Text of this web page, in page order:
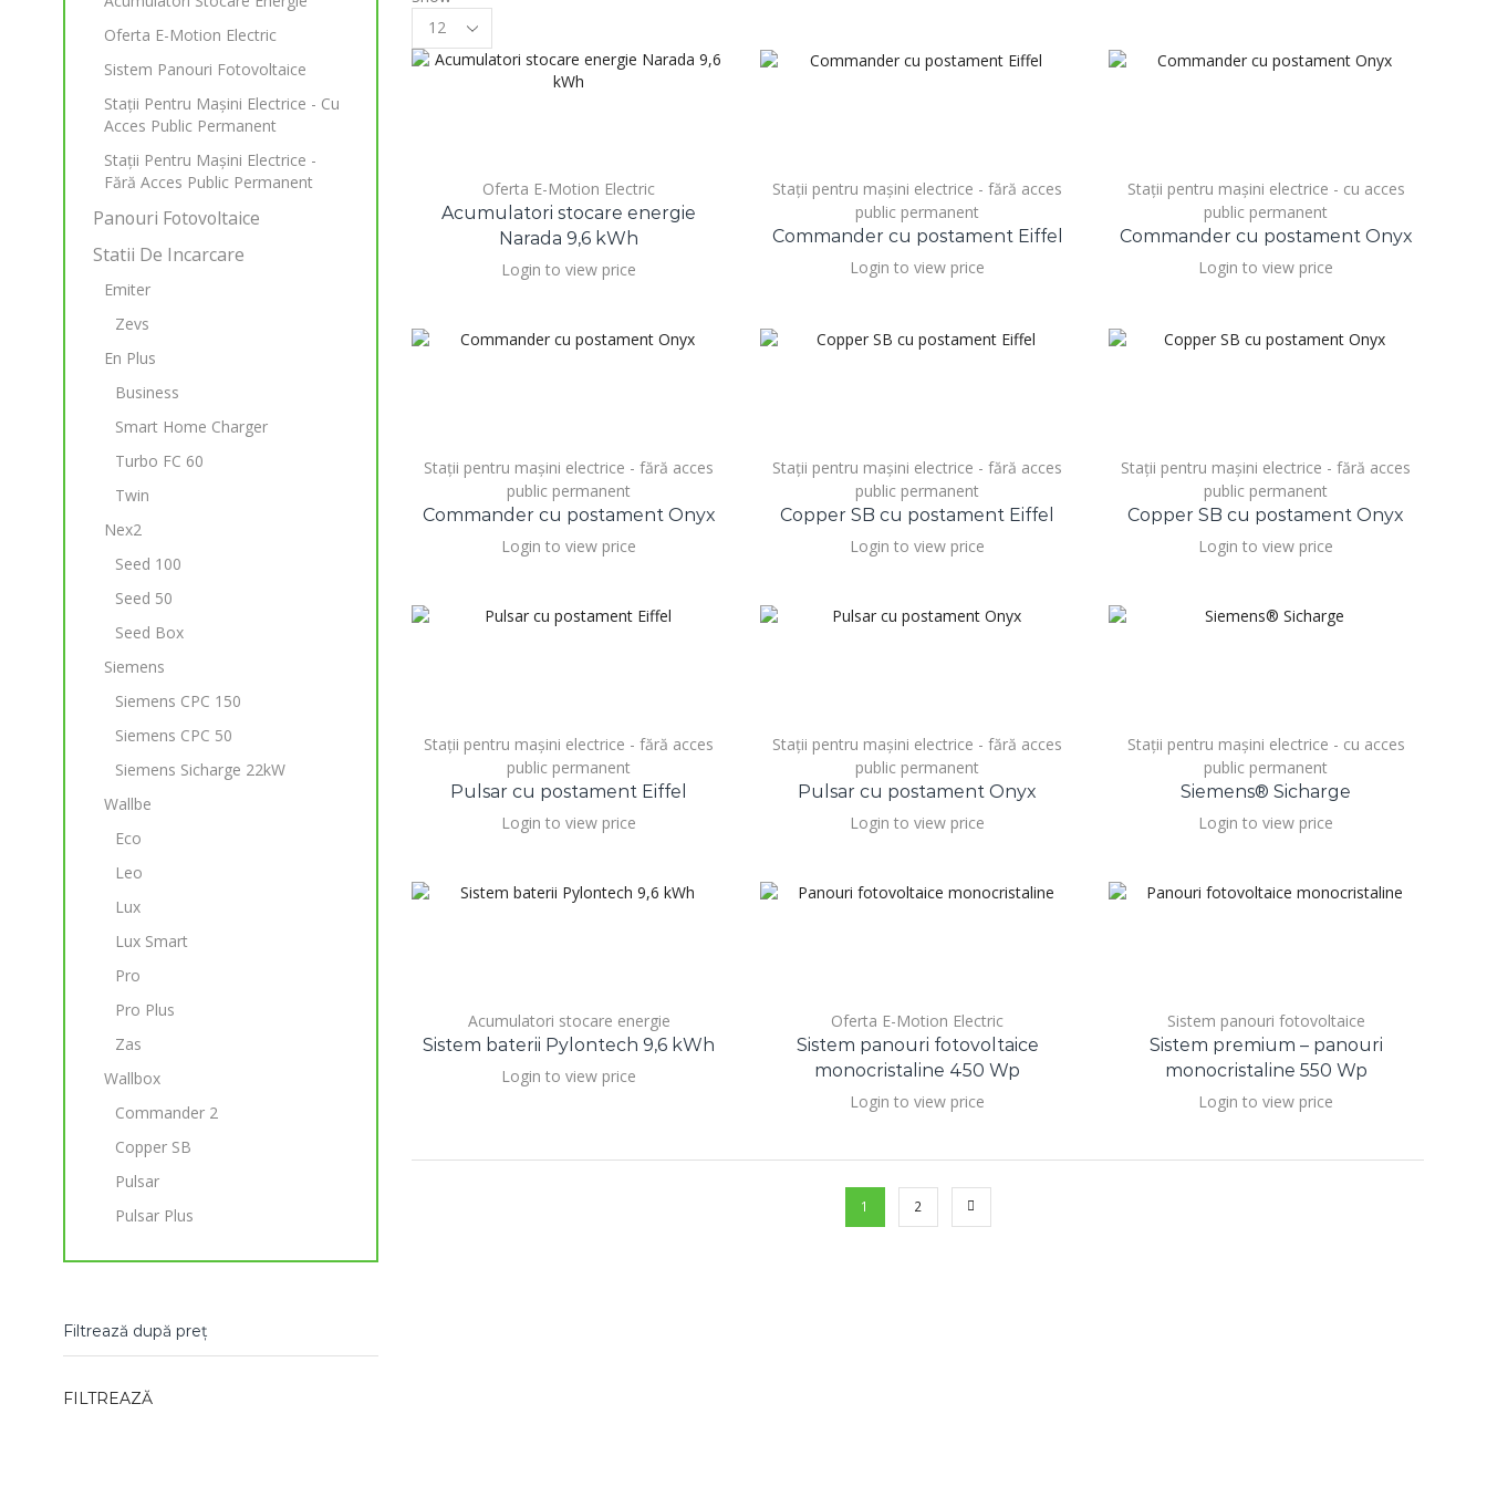
per
page
Oferta E-Motion Electric
Acumulatori stocare energie
Narada 9,6 kWh
Login to view price
Stații pentru mașini electrice - fără acces
public permanent
Commander cu postament Eiffel
Login to view price
Stații pentru mașini electrice - cu acces
public permanent
Commander cu postament Onyx
Login to view price
Stații pentru mașini electrice - fără acces
public permanent
Commander cu postament Onyx
Login to view price
Stații pentru mașini electrice - fără acces
public permanent
Copper SB cu postament Eiffel
Login to view price
Stații pentru mașini electrice - fără acces
public permanent
Copper SB cu postament Onyx
Login to view price
Stații pentru mașini electrice - fără acces
public permanent
Pulsar cu postament Eiffel
Login to view price
Stații pentru mașini electrice - fără acces
public permanent
Pulsar cu postament Onyx
Login to view price
Stații pentru mașini electrice - cu acces
public permanent
Siemens® Sicharge
Login to view price
Acumulatori stocare energie
Sistem baterii Pylontech 9,6 kWh
Login to view price
Oferta E-Motion Electric
Sistem panouri fotovoltaice
monocristaline 450 Wp
Login to view price
Sistem panouri fotovoltaice
Sistem premium – panouri
monocristaline 550 Wp
Login to view price
1 2
Oferta E-Motion Electric
Sistem Panouri Fotovoltaice
Stații Pentru Mașini Electrice - Cu
Acces Public Permanent
Stații Pentru Mașini Electrice -
Fără Acces Public Permanent
Panouri Fotovoltaice
Statii De Incarcare
Emiter
Zevs
En Plus
Business
Smart Home Charger
Turbo FC 60
Twin
Nex2
Seed 100
Seed 50
Seed Box
Siemens
Siemens CPC 150
Siemens CPC 50
Siemens Sicharge 22kW
Wallbe
Eco
Leo
Lux
Lux Smart
Pro
Pro Plus
Zas
Wallbox
Commander 2
Copper SB
Pulsar
Pulsar Plus
Filtrează după preț
FILTREAZĂ